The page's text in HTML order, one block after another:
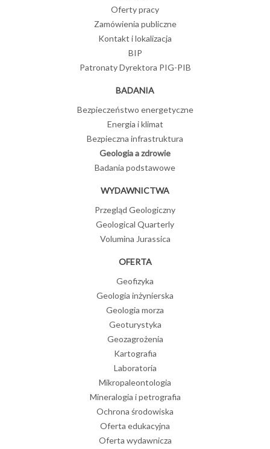
Oferty pracy
Zamówienia publiczne
Kontakt i lokalizacja
BIP
Patronaty Dyrektora PIG-PIB
BADANIA
Bezpieczeństwo energetyczne
Energia i klimat
Bezpieczna infrastruktura
Geologia a zdrowie
Badania podstawowe
WYDAWNICTWA
Przegląd Geologiczny
Geological Quarterly
Volumina Jurassica
OFERTA
Geofizyka
Geologia inżynierska
Geologia morza
Geoturystyka
Geozagrożenia
Kartografia
Laboratoria
Mikropaleontologia
Mineralogia i petrografia
Ochrona środowiska
Oferta edukacyjna
Oferta wydawnicza